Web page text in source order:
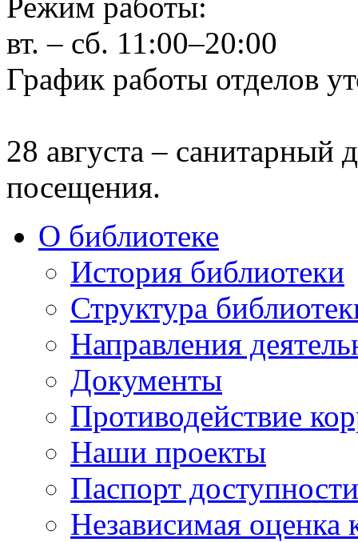
вт. – сб. 11:00–20:00
График работы отделов
28 августа – санитарный
посещения.
О библиотеке
История библиотеки
Структура
Направления
Документы
Противодействие
Наши проекты
Паспорт доступности
Независимая оценка